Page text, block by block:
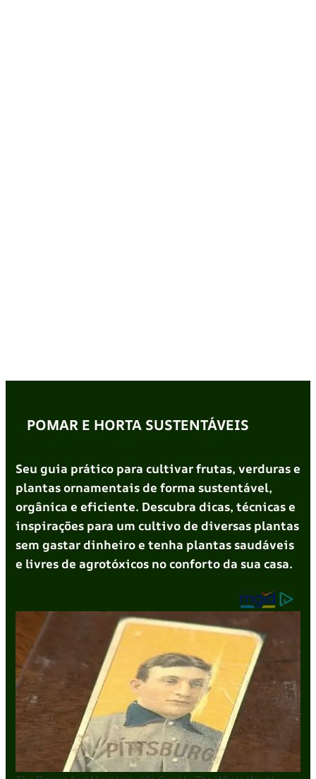
POMAR E HORTA SUSTENTÁVEIS
Seu guia prático para cultivar frutas, verduras e
plantas ornamentais de forma sustentável,
orgânica e eficiente. Descubra dicas, técnicas e
inspirações para um cultivo de diversas plantas
sem gastar dinheiro e tenha plantas saudáveis
e livres de agrotóxicos no conforto da sua casa.